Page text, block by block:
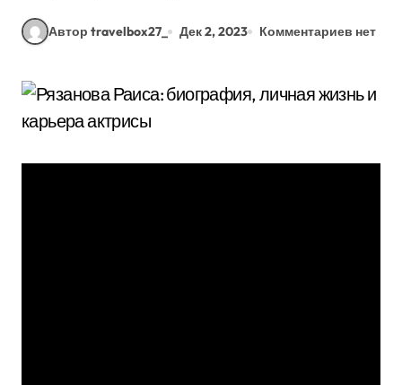
Автор travelbox27_ Дек 2, 2023 Комментариев нет